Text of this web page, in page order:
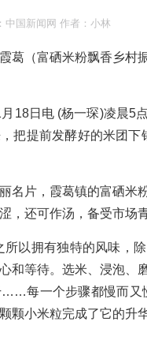
中国新闻网 作者：小林
（富硒米粉飘香乡村
日电 (杨一琛)凌晨5
把提前发酵好的米团
片，霞葛镇的富硒米
，还可作汤，备受市场青
以拥有独特的风味，除
和等待。选米、浸泡、
每一个步骤都慢而又
颗小米粒完成了它的升华